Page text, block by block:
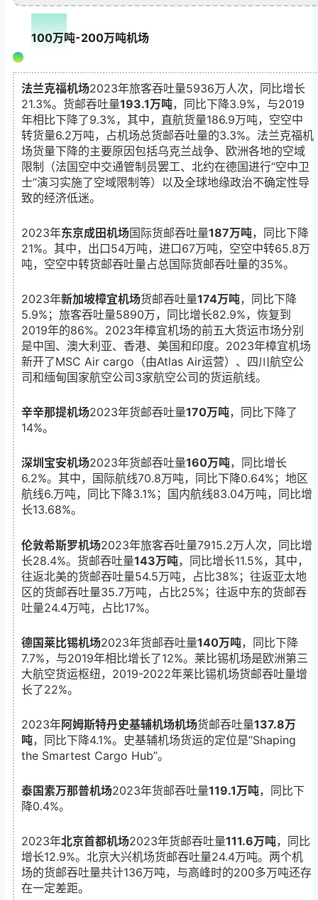
02
100万吨-200万吨机场
法兰克福机场2023年旅客吞吐量5936万人次，同比增长
21.3%。货邮吞吐量193.1万吨，同比下降3.9%，与2019
年相比下降了9.3%，其中，直航货量186.9万吨，空空中
转货量6.2万吨，占机场总货邮吞吐量的3.3%。法兰克福机
场货量下降的主要原因包括乌克兰战争、欧洲各地的空域
限制（法国空中交通管制员罢工、北约在德国进行“空中卫
士”演习实施了空域限制等）以及全球地缘政治不确定性导
致的经济低迷。
2023年东京成田机场国际货邮吞吐量187万吨，同比下降
21%。其中，出口54万吨，进口67万吨，空空中转65.8万
吨，空空中转货邮吞吐量占总国际货邮吞吐量的35%。
2023年新加坡樟宜机场货邮吞吐量174万吨，同比下降
5.9%；旅客吞吐量5890万，同比增长82.9%，恢复到
2019年的86%。2023年樟宜机场的前五大货运市场分别
是中国、澳大利亚、香港、美国和印度。2023年樟宜机场
新开了MSC Air cargo（由Atlas Air运营）、四川航空公
司和缅甸国家航空公司3家航空公司的货运航线。
辛辛那提机场2023年货邮吞吐量170万吨，同比下降了
14%。
深圳宝安机场2023年货邮吞吐量160万吨，同比增长
6.2%。其中，国际航线70.8万吨，同比下降0.64%；地区
航线6.万吨，同比下降3.1%；国内航线83.04万吨，同比增
长13.68%。
伦敦希斯罗机场2023年旅客吞吐量7915.2万人次，同比增
长28.4%。货邮吞吐量143万吨，同比增长11.5%，其中，
往返北美的货邮吞吐量54.5万吨，占比38%；往返亚太地
区的货邮吞吐量35.7万吨，占比25%；往返中东的货邮吞
吐量24.4万吨，占比17%。
德国莱比锡机场2023年货邮吞吐量140万吨，同比下降
7.7%，与2019年相比增长了12%。莱比锡机场是欧洲第三
大航空货运枢纽，2019-2022年莱比锡机场货邮吞吐量增
长了22%。
2023年阿姆斯特丹史基辅机场机场货邮吞吐量137.8万
吨，同比下降4.1%。史基辅机场货运的定位是“Shaping
the Smartest Cargo Hub”。
泰国素万那普机场2023年货邮吞吐量119.1万吨，同比下
降0.4%。
2023年北京首都机场2023年货邮吞吐量111.6万吨，同比
增长12.9%。北京大兴机场货邮吞吐量24.4万吨。两个机
场的货邮吞吐量共计136万吨，与高峰时的200多万吨还存
在一定差距。